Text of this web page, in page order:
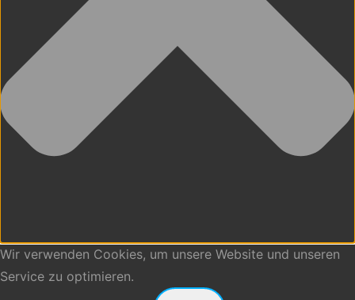
Wir verwenden Cookies, um unsere Website und unseren
Service zu optimieren.